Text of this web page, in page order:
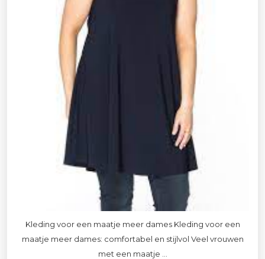
Kleding voor een maatje meer dames Kleding voor een
maatje meer dames: comfortabel en stijlvol Veel vrouwen
met een maatje ...